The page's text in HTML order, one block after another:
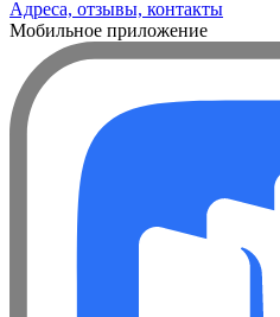
Адреса, отзывы, контакты
Мобильное приложение